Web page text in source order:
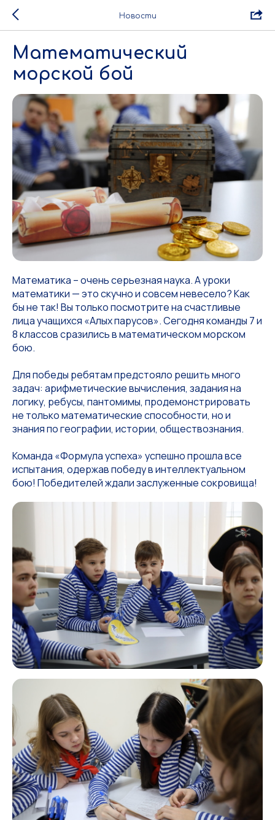
Новости
Математический
морской бой
Математика – очень серьезная наука. А уроки
математики — это скучно и совсем невесело? Как
бы не так! Вы только посмотрите на счастливые
лица учащихся «Алых парусов». Сегодня команды 7 и
8 классов сразились в математическом морском
бою.
Для победы ребятам предстояло решить много
задач: арифметические вычисления, задания на
логику, ребусы, пантомимы, продемонстрировать
не только математические способности, но и
знания по географии, истории, обществознания.
Команда «Формула успеха» успешно прошла все
испытания, одержав победу в интеллектуальном
бою! Победителей ждали заслуженные сокровища!